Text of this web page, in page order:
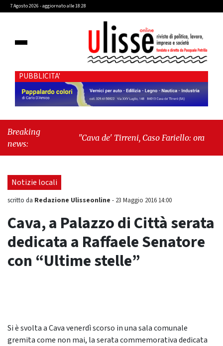
7 Agosto 2026 - aggiornato alle 18:28
PUBBLICITA'
Breaking
news:
"Cava de' Tirreni, Caso Fariello: ora torniamo
Notizie locali
scritto da Redazione Ulisseonline - 23 Maggio 2016 14:00
Cava, a Palazzo di Città serata
dedicata a Raffaele Senatore
con “Ultime stelle”
Si è svolta a Cava venerdì scorso in una sala comunale
gremita come non mai, la serata commemorativa dedicata